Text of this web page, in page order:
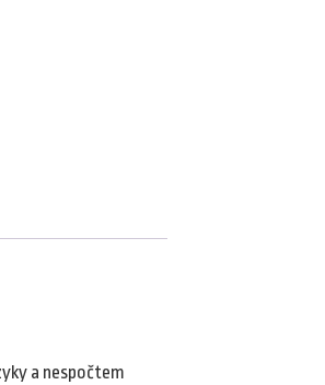
a nespočtem